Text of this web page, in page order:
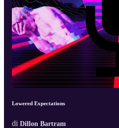
Lowered Expectations
di Dillon Bartram